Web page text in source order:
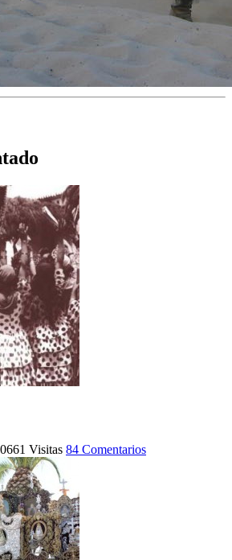
Visitas 84 Comentarios